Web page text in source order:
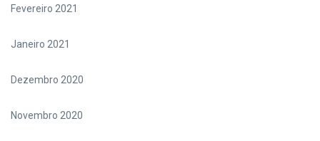
Fevereiro 2021
Janeiro 2021
Dezembro 2020
Novembro 2020